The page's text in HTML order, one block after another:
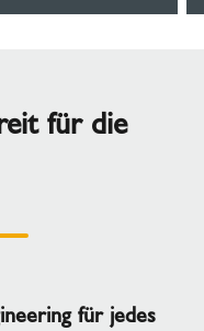
für die
für jedes